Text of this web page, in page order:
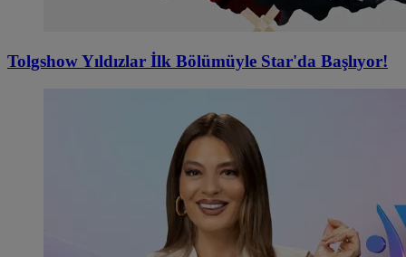
Tolgshow Yıldızlar İlk Bölümüyle Star'da Başlıyor!